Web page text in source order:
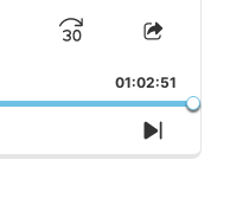
Share
Episode
01:02:51
Next
Episode